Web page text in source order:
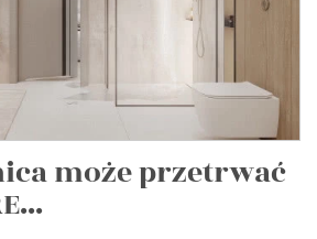
może przetrwać